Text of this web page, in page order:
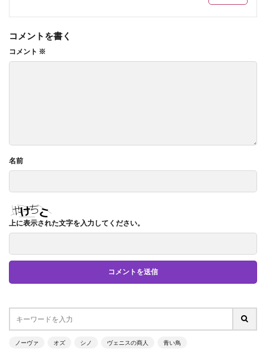
コメントを書く
コメント ※
名前
上に表示された文字を入力してください。
ノーヴァ オズ シノ ヴェニスの商人 青い鳥